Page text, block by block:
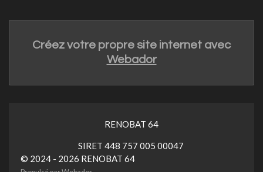
Créez votre propre site internet avec
Webador
RENOBAT 64
SIRET 448 757 005 00047
© 2024 - 2026 RENOBAT 64